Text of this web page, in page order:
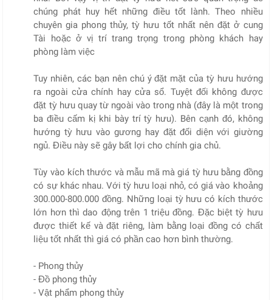
chúng phát huy hết những điều tốt lành. Theo nhiều
chuyên gia phong thủy, tỳ hưu tốt nhất nên đặt ở cung
Tài hoặc ở vị trí trang trọng trong phòng khách hay
phòng làm việc
Tuy nhiên, các bạn nên chú ý đặt mặt của tỳ hưu hướng
ra ngoài cửa chính hay cửa sổ. Tuyệt đối không được
đặt tỳ hưu quay từ ngoài vào trong nhà (đây là một trong
ba điều cấm kị khi bày trí tỳ hưu). Bên cạnh đó, không
hướng tỳ hưu vào gương hay đặt đối diện với giường
ngủ. Điều này sẽ gây bất lợi cho chính gia chủ.
Tùy vào kích thước và mẫu mã mà giá tỳ hưu bằng đồng
có sự khác nhau. Với tỳ hưu loại nhỏ, có giá vào khoảng
300.000-800.000 đồng. Những loại tỳ hưu có kích thước
lớn hơn thì dao động trên 1 triệu đồng. Đặc biệt tỳ hưu
được thiết kế và đặt riêng, làm bằng loại đồng có chất
liệu tốt nhất thì giá có phần cao hơn bình thường.
- Phong thủy
- Đồ phong thủy
- Vật phẩm phong thủy